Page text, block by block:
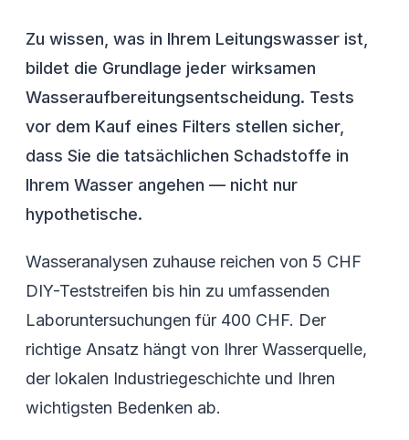
Zu wissen, was in Ihrem Leitungswasser ist,
bildet die Grundlage jeder wirksamen
Wasseraufbereitungsentscheidung. Tests
vor dem Kauf eines Filters stellen sicher,
dass Sie die tatsächlichen Schadstoffe in
Ihrem Wasser angehen — nicht nur
hypothetische.
Wasseranalysen zuhause reichen von 5 CHF
DIY-Teststreifen bis hin zu umfassenden
Laboruntersuchungen für 400 CHF. Der
richtige Ansatz hängt von Ihrer Wasserquelle,
der lokalen Industriegeschichte und Ihren
wichtigsten Bedenken ab.